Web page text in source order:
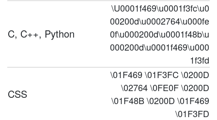
C, C++, Python
\U0001f469\u0001f3fc\u0
00200d\u0002764\u000fe
0f\u000200d\u0001f48b\u
000200d\u0001f469\u000
1f3fd
CSS
\01F469 \01F3FC \0200D
\02764 \0FE0F \0200D
\01F48B \0200D \01F469
\01F3FD